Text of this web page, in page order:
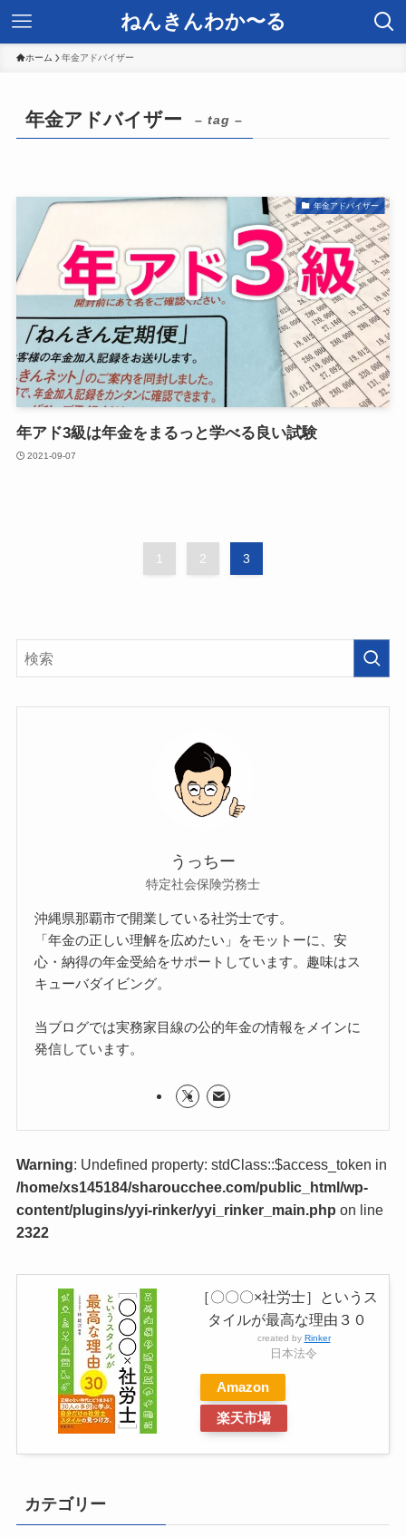
ねんきんわか〜る
ホーム 年金アドバイザー
年金アドバイザー – tag –
年金アドバイザー
年アド3級は年金をまるっと学べる良い試験
2021-09-07
1 2 3
うっちー
特定社会保険労務士
沖縄県那覇市で開業している社労士です。
「年金の正しい理解を広めたい」をモットーに、安
心・納得の年金受給をサポートしています。趣味はス
キューバダイビング。
当ブログでは実務家目線の公的年金の情報をメインに
発信しています。
Warning: Undefined property: stdClass::$access_token in
/home/xs145184/sharoucchee.com/public_html/wp-
content/plugins/yyi-rinker/yyi_rinker_main.php on line
2322
［〇〇〇×社労士］というス
タイルが最高な理由３０
created by Rinker
日本法令
Amazon
楽天市場
カテゴリー